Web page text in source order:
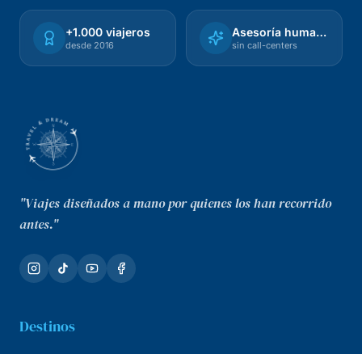
+1.000 viajeros
desde 2016
Asesoría humana
sin call-centers
"Viajes diseñados a mano por quienes los han recorrido
antes."
Destinos